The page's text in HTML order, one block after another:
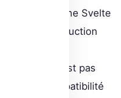
comme Svelte
une réduction
évolution n’est pas
la compatibilité